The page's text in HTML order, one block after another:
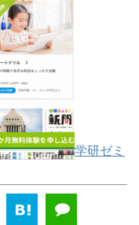
学研ゼミ